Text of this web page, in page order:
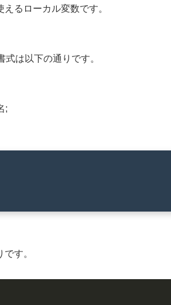
るローカル変数です。
は以下の通りです。
;
す。